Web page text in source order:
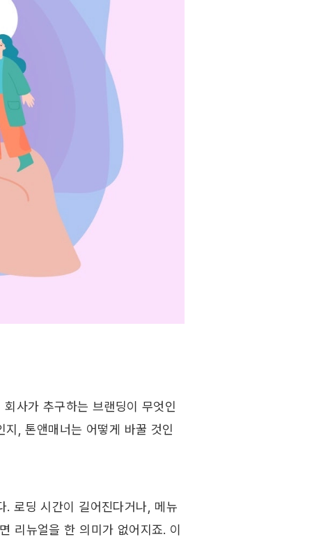
사가 추구하는 브랜딩이 무엇인
, 톤앤매너는 어떻게 바꿀 것인
. 로딩 시간이 길어진다거나, 메뉴
리뉴얼을 한 의미가 없어지죠. 이